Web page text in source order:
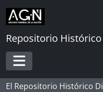
Skip to main content
Repositorio
Toggle navigation
El Repositorio Histórico